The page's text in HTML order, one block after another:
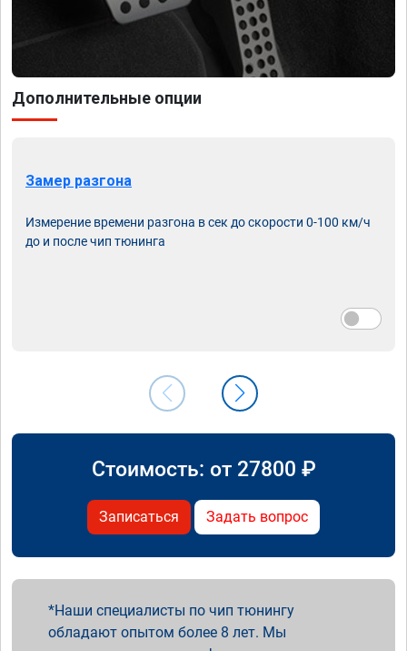
Дополнительные опции
Замер разгона
Измерение времени разгона в сек до скорости 0-100 км/ч
до и после чип тюнинга
Стоимость: от 27800 ₽
Записаться Задать вопрос
Наши специалисты по чип тюнингу
обладают опытом более 8 лет. Мы